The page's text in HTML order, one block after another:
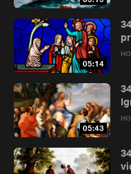
05:14
05:43